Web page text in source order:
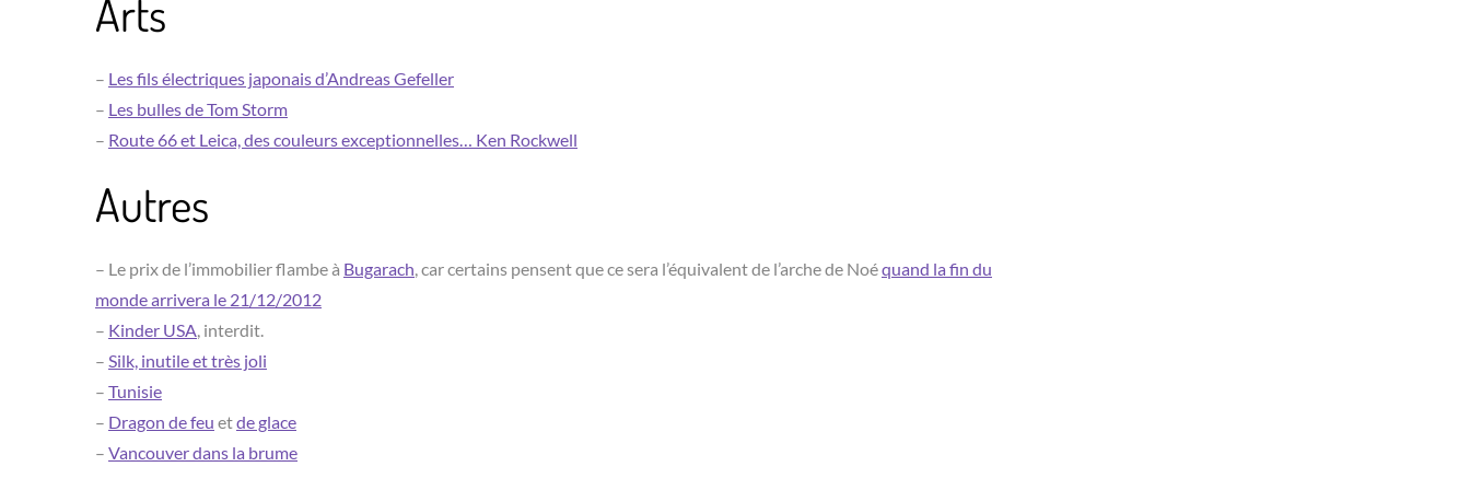
Arts
– Les fils électriques japonais d’Andreas Gefeller
– Les bulles de Tom Storm
– Route 66 et Leica, des couleurs exceptionnelles… Ken Rockwell
Autres
– Le prix de l’immobilier flambe à Bugarach, car certains pensent que ce sera l’équivalent de l’arche de Noéquand la fin du
monde arrivera le 21/12/2012
– Kinder USA, interdit.
– Silk, inutile et très joli
– Tunisie
– Dragon de feu etde glace
– Vancouver dans la brume